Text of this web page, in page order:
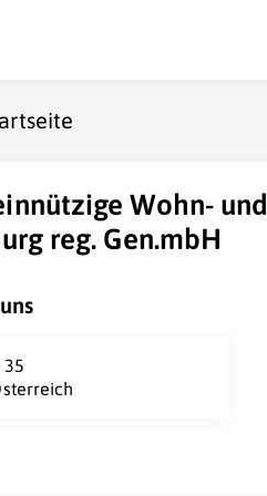
Wohn-
reg. Gen.mbH
35